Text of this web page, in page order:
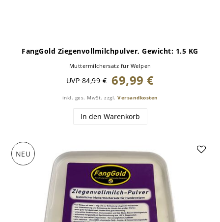
FangGold Ziegenvollmilchpulver, Gewicht: 1.5 KG
Muttermilchersatz für Welpen
UVP 84,99 € 69,99 €
inkl. ges. MwSt. zzgl. Versandkosten
In den Warenkorb
NEU